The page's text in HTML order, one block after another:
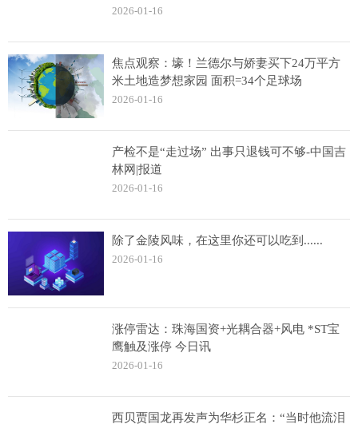
2026-01-16
焦点观察：壕！兰德尔与娇妻买下24万平方
米土地造梦想家园 面积=34个足球场
2026-01-16
产检不是“走过场” 出事只退钱可不够-中国吉
林网|报道
2026-01-16
除了金陵风味，在这里你还可以吃到......
2026-01-16
涨停雷达：珠海国资+光耦合器+风电 *ST宝
鹰触及涨停 今日讯
2026-01-16
西贝贾国龙再发声为华杉正名：“当时他流泪